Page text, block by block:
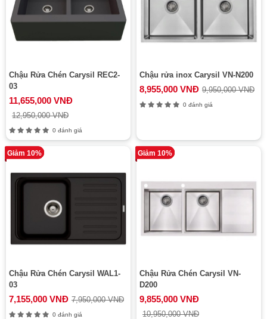
Chậu Rửa Chén Carysil REC2-
03
11,655,000 VNĐ
12,950,000 VNĐ
0 đánh giá
Chậu rửa inox Carysil VN-N200
8,955,000 VNĐ 9,950,000 VNĐ
0 đánh giá
Giảm 10%
Chậu Rửa Chén Carysil WAL1-
03
7,155,000 VNĐ 7,950,000 VNĐ
0 đánh giá
Giảm 10%
Chậu Rửa Chén Carysil VN-
D200
9,855,000 VNĐ
10,950,000 VNĐ